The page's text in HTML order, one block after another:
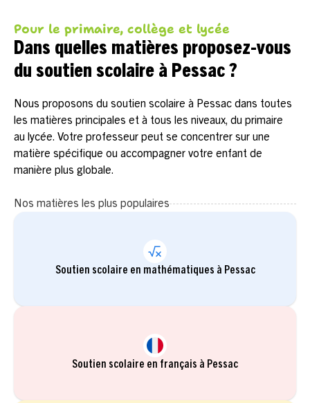
Pour le primaire, collège et lycée
Dans quelles matières proposez-vous
du soutien scolaire à Pessac ?
Nous proposons du soutien scolaire à Pessac dans toutes
les matières principales et à tous les niveaux, du primaire
au lycée. Votre professeur peut se concentrer sur une
matière spécifique ou accompagner votre enfant de
manière plus globale.
Nos matières les plus populaires
Soutien scolaire en mathématiques à Pessac
Soutien scolaire en français à Pessac